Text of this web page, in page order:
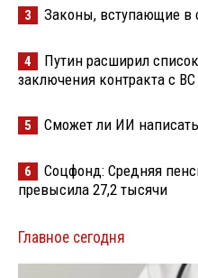
3 Законы, вступающие в
4
Путин расширил
заключения контракта с
5 Сможет ли ИИ
6
Соцфонд: Средняя
превысила 27,2 тысячи
Главное сегодня